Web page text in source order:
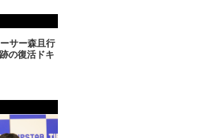
サー森且行
の復活ドキ